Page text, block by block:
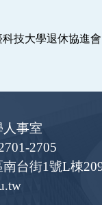
技大學退休協進會
事室
2705
台街1號L棟